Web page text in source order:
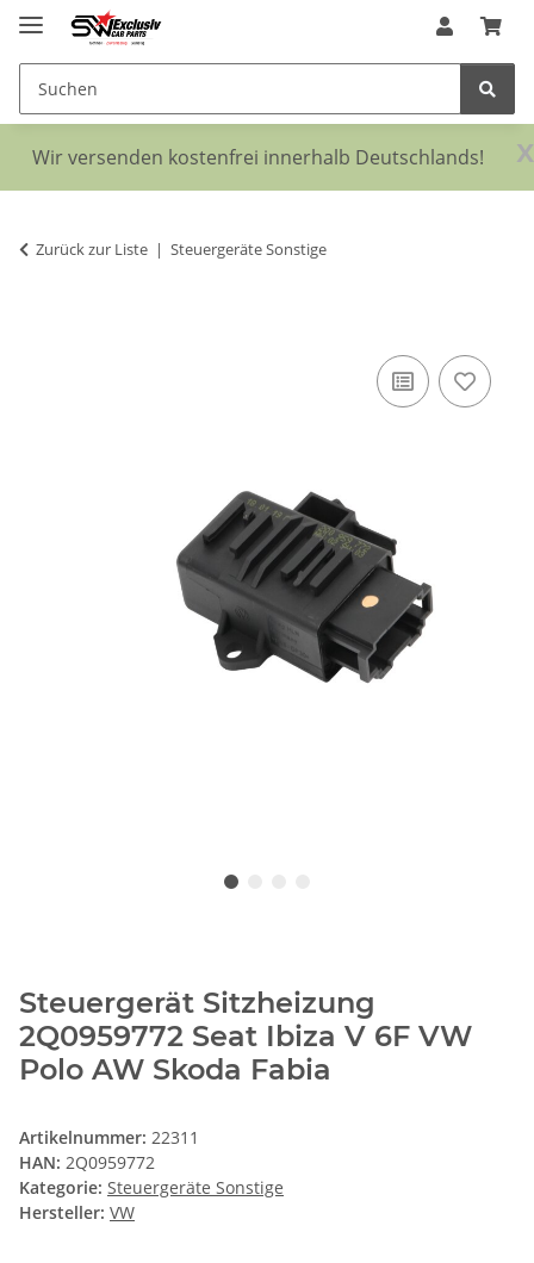
x
Wir versenden kostenfrei innerhalb Deutschlands!
Zurück zur Liste Steuergeräte Sonstige
Steuergerät Sitzheizung
2Q0959772 Seat Ibiza V 6F VW
Polo AW Skoda Fabia
Artikelnummer: 22311
HAN: 2Q0959772
Kategorie: Steuergeräte Sonstige
Hersteller: VW